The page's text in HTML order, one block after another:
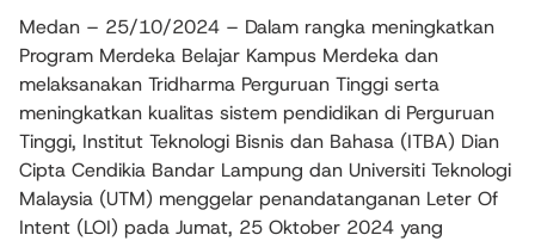
Medan – 25/10/2024 – Dalam rangka meningkatkan
Program Merdeka Belajar Kampus Merdeka dan
melaksanakan Tridharma Perguruan Tinggi serta
meningkatkan kualitas sistem pendidikan di Perguruan
Tinggi, Institut Teknologi Bisnis dan Bahasa (ITBA) Dian
Cipta Cendikia Bandar Lampung dan Universiti Teknologi
Malaysia (UTM) menggelar penandatanganan Leter Of
Intent (LOI) pada Jumat, 25 Oktober 2024 yang